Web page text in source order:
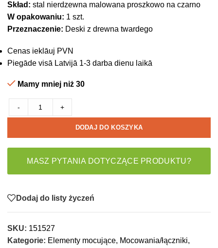
Skład: stal nierdzewna malowana proszkowo na czarno
W opakowaniu: 1 szt.
Przeznaczenie: Deski z drewna twardego
Cenas ieklāuj PVN
Piegāde visā Latvijā 1-3 darba dienu laikā
Mamy mniej niż 30
- +
DODAJ DO KOSZYKA
MASZ PYTANIA DOTYCZĄCE PRODUKTU?
Dodaj do listy życzeń
SKU: 151527
Kategorie: Elementy mocujące, Mocowania/łączniki,